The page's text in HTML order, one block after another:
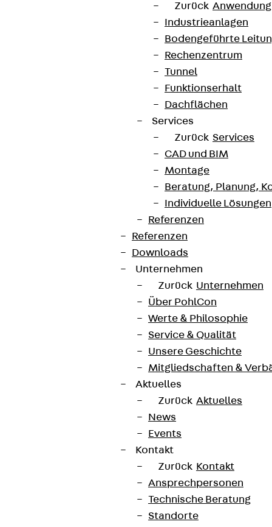
Zurück
Industrieanlagen
Bodengeführte
Rechenzentrum
Tunnel
Funktionserhalt
Dachflächen
Services
Zurück Services
CAD und BIM
Montage
Beratung, Planung,
Individuelle Lösungen
Referenzen
Referenzen
Downloads
Unternehmen
Zurück Unternehmen
Über PohlCon
Werte & Philosophie
Service & Qualität
Unsere Geschichte
Mitgliedschaften &
Aktuelles
Zurück Aktuelles
News
Events
Kontakt
Zurück Kontakt
Ansprechpersonen
Technische Beratung
Standorte